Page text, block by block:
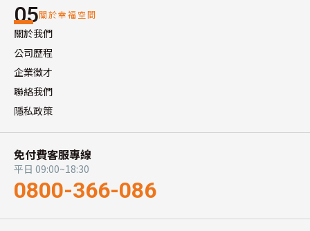
05關於幸福空間
關於我們
公司歷程
企業徵才
聯絡我們
隱私政策
免付費客服專線
平日 09:00~18:30
0800-366-086